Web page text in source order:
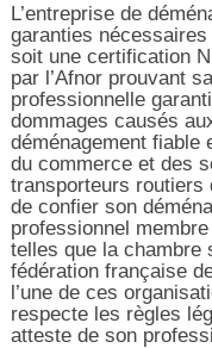
L’entreprise de
garanties
soit une certification
par l’Afnor prouvant
professionnelle
dommages causés
déménagement fiable
du commerce et des
transporteurs routiers
de confier son
professionnel
telles que la chambre
fédération française
l’une de ces
respecte les règles
atteste de son